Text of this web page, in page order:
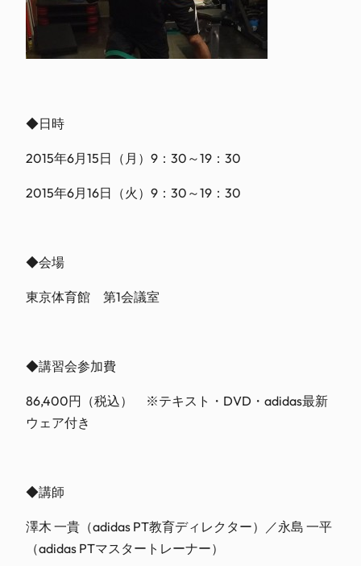
◆日時
2015年6月15日（月）9：30～19：30
2015年6月16日（火）9：30～19：30
◆会場
東京体育館 第1会議室
◆講習会参加費
86,400円（税込） ※テキスト・DVD・adidas最新
ウェア付き
◆講師
澤木 一貴（adidas PT教育ディレクター）／永島 一平
（adidas PTマスタートレーナー）